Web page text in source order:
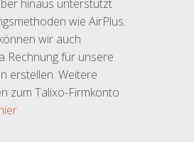
hinaus unterstützt
wie AirPlus.
wir auch
Rechnung für unsere
erstellen. Weitere
zum Talixo-Firmkonto
.